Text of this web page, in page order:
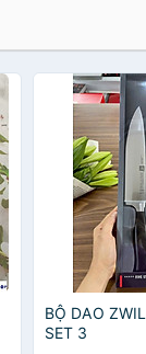
BỘ DAO
SET 3